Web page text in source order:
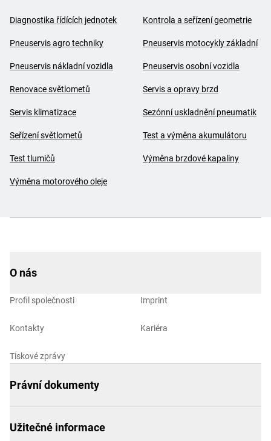
Diagnostika řídících jednotek Kontrola a seřízení geometrie
Pneuservis agro techniky Pneuservis motocykly základní
Pneuservis nákladní vozidla Pneuservis osobní vozidla
Renovace světlometů Servis a opravy brzd
Servis klimatizace Sezónní uskladnění pneumatik
Seřízení světlometů Test a výměna akumulátoru
Test tlumičů Výměna brzdové kapaliny
Výměna motorového oleje
O nás
Profil společnosti
Kontakty
Tiskové zprávy
Imprint
Kariéra
Právní dokumenty
Užitečné informace